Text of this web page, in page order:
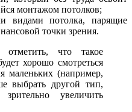
монтажом потолков;
видами потолка, парящие
точки зрения.
что такое
хорошо смотреться
маленьких (например,
выбрать другой тип,
увеличить